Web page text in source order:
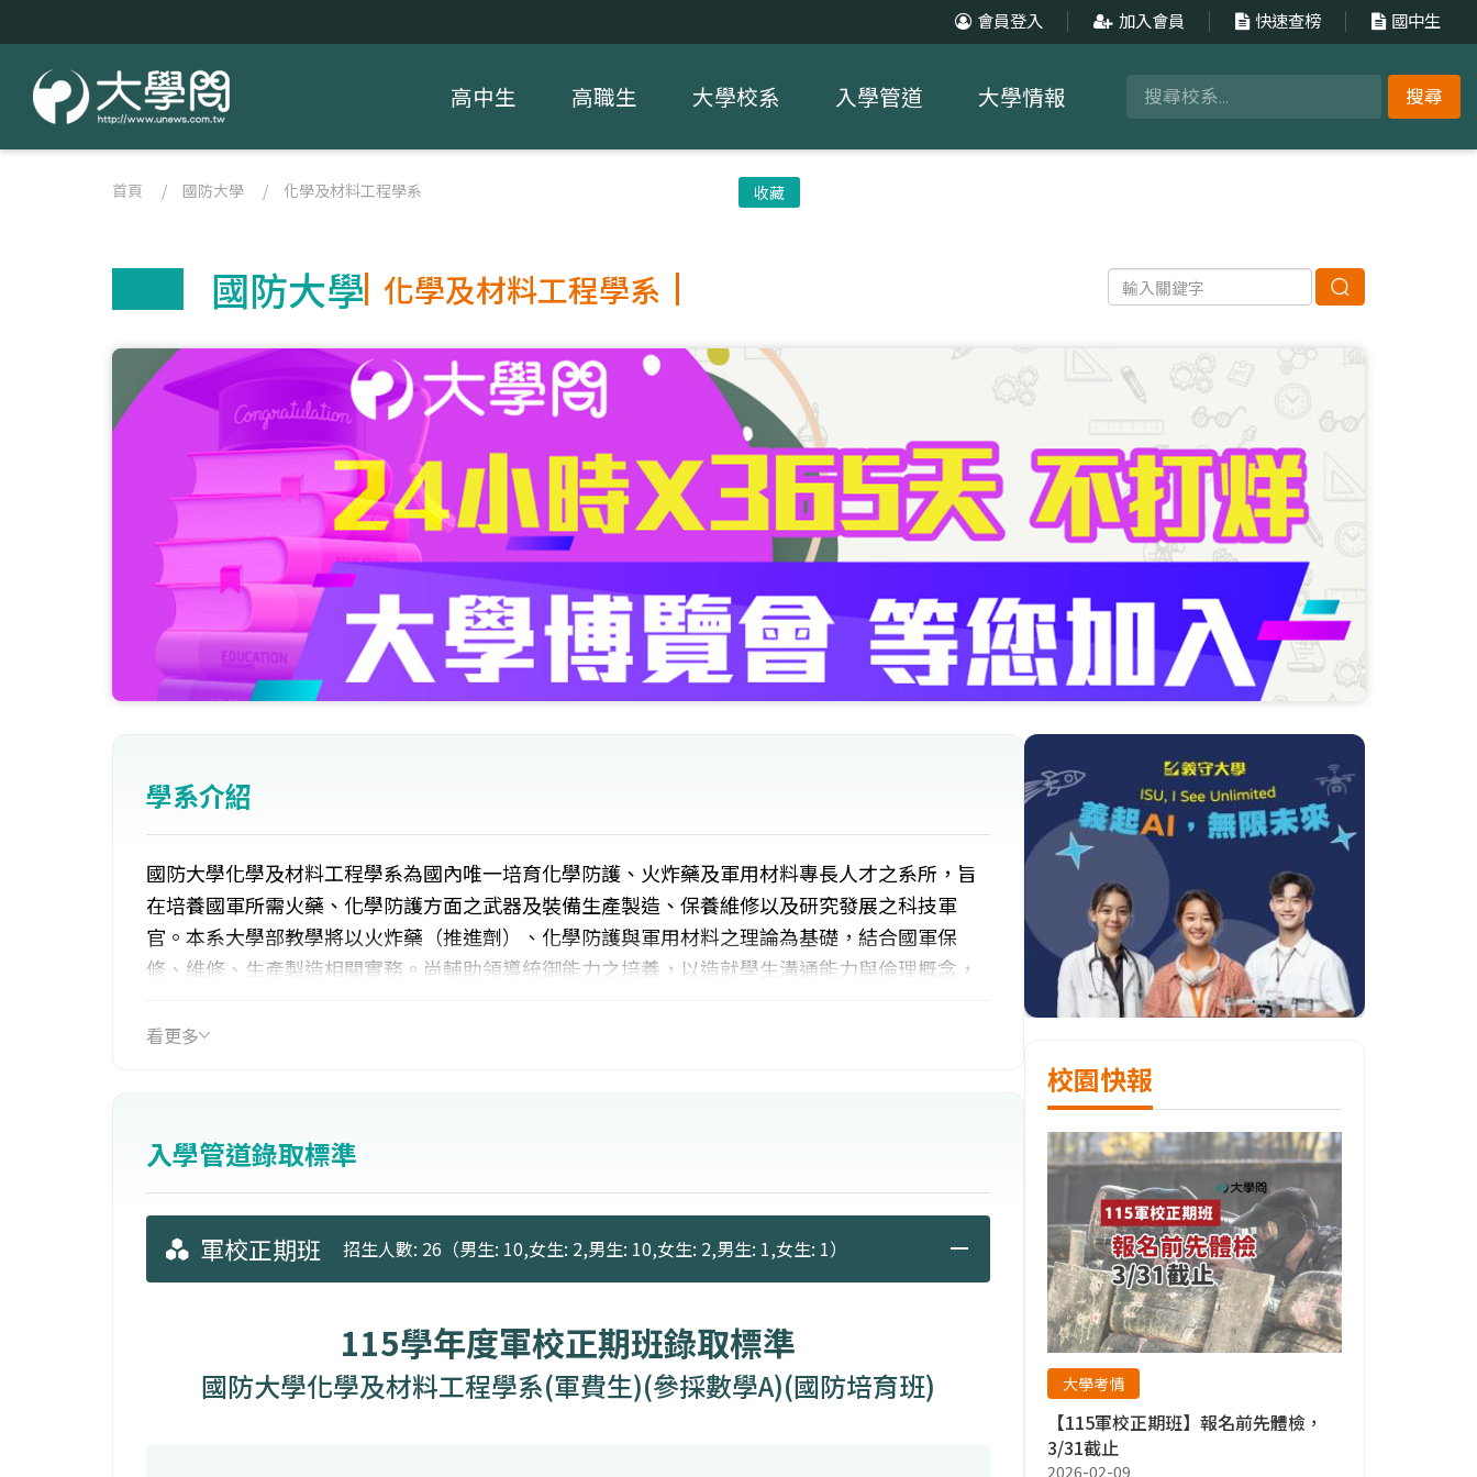
會員登入 加入會員 快速查榜 國中生
搜尋
高中生 高職生 大學校系 入學管道 大學情報
首頁 / 國防大學 / 化學及材料工程學系 收藏
國防大學 化學及材料工程學系
學系介紹
國防大學化學及材料工程學系為國內唯一培育化學防護、火炸藥及軍用材料專長人才之系所，旨
在培養國軍所需火藥、化學防護方面之武器及裝備生產製造、保養維修以及研究發展之科技軍
官。本系大學部教學將以火炸藥（推進劑）、化學防護與軍用材料之理論為基礎，結合國軍保
修、維修、生產製造相關實務。尚輔助領導統御能力之培養，以造就學生溝通能力與倫理概念，
看更多
入學管道錄取標準
軍校正期班 招生人數: 26（男生: 10,女生: 2,男生: 10,女生: 2,男生: 1,女生: 1）
115學年度軍校正期班錄取標準
國防大學化學及材料工程學系(軍費生)(參採數學A)(國防培育班)
校園快報
大學考情
【115軍校正期班】報名前先體檢，
3/31截止
2026-02-09